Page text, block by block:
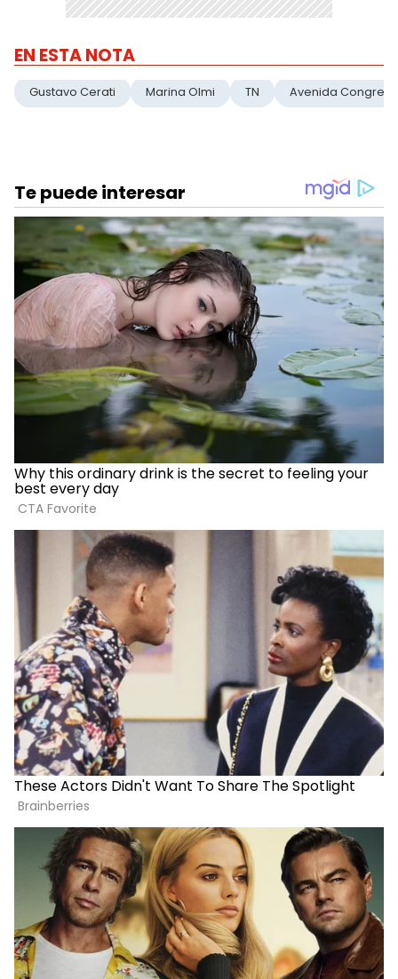
EN ESTA NOTA
Gustavo Cerati Marina Olmi TN Avenida Congreso